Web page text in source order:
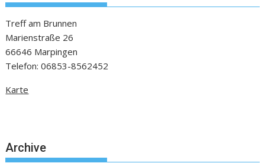
Treff am Brunnen
Marienstraße 26
66646 Marpingen
Telefon: 06853-8562452
Karte
Archive